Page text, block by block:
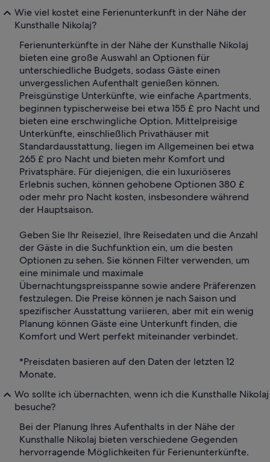
Wie viel kostet eine Ferienunterkunft in der Nähe der
Kunsthalle Nikolaj?
Ferienunterkünfte in der Nähe der Kunsthalle Nikolaj
bieten eine große Auswahl an Optionen für
unterschiedliche Budgets, sodass Gäste einen
unvergesslichen Aufenthalt genießen können.
Preisgünstige Unterkünfte, wie einfache Apartments,
beginnen typischerweise bei etwa 155 £ pro Nacht und
bieten eine erschwingliche Option. Mittelpreisige
Unterkünfte, einschließlich Privathäuser mit
Standardausstattung, liegen im Allgemeinen bei etwa
265 £ pro Nacht und bieten mehr Komfort und
Privatsphäre. Für diejenigen, die ein luxuriöseres
Erlebnis suchen, können gehobene Optionen 380 £
oder mehr pro Nacht kosten, insbesondere während
der Hauptsaison.
Geben Sie Ihr Reiseziel, Ihre Reisedaten und die Anzahl
der Gäste in die Suchfunktion ein, um die besten
Optionen zu sehen. Sie können Filter verwenden, um
eine minimale und maximale
Übernachtungspreisspanne sowie andere Präferenzen
festzulegen. Die Preise können je nach Saison und
spezifischer Ausstattung variieren, aber mit ein wenig
Planung können Gäste eine Unterkunft finden, die
Komfort und Wert perfekt miteinander verbindet.
*Preisdaten basieren auf den Daten der letzten 12
Monate.
Wo sollte ich übernachten, wenn ich die Kunsthalle Nikolaj
besuche?
Bei der Planung Ihres Aufenthalts in der Nähe der
Kunsthalle Nikolaj bieten verschiedene Gegenden
hervorragende Möglichkeiten für Ferienunterkünfte.